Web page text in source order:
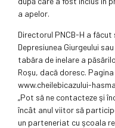
a apelor.
Directorul PNCB-H a făcut
Depresiunea Giurgeului
tabăra de inelare a
Roşu, dacă doresc.
www.cheilebicazului-
„Pot să ne contacteze şi
încât anul viitor să
un parteneriat cu şcoala